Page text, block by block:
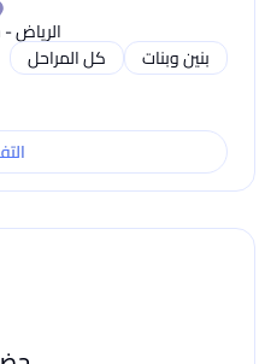
الرياض -
بنين وبنات
كل المراحل